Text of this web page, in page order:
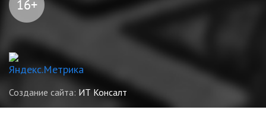
Создание сайта: ИТ Консалт